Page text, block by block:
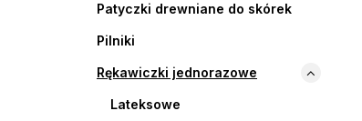
Patyczki drewniane do skórek
Pilniki
Rękawiczki jednorazowe
Lateksowe